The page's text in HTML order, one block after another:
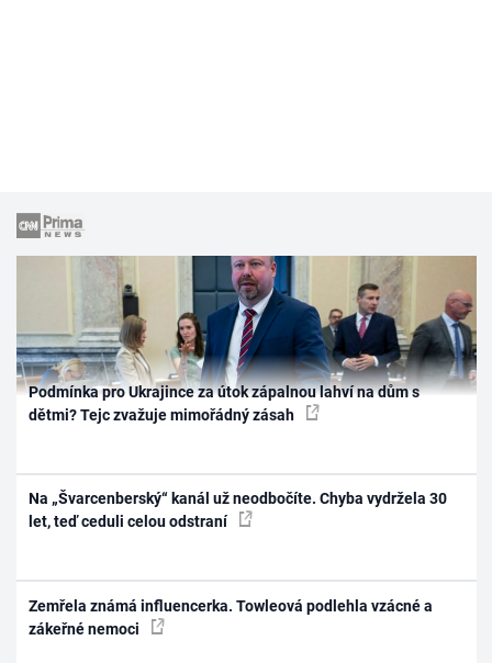
Podmínka pro Ukrajince za útok zápalnou lahví na dům s
dětmi? Tejc zvažuje mimořádný zásah
Na „Švarcenberský“ kanál už neodbočíte. Chyba vydržela 30
let, teď ceduli celou odstraní
Zemřela známá influencerka. Towleová podlehla vzácné a
zákeřné nemoci